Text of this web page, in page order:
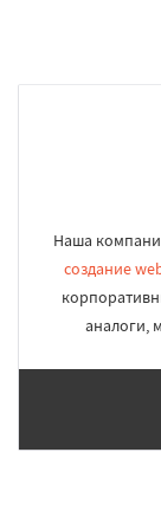
Наша
создание
аналоги,